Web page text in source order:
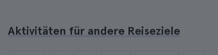
Aktivitäten für andere Reiseziele